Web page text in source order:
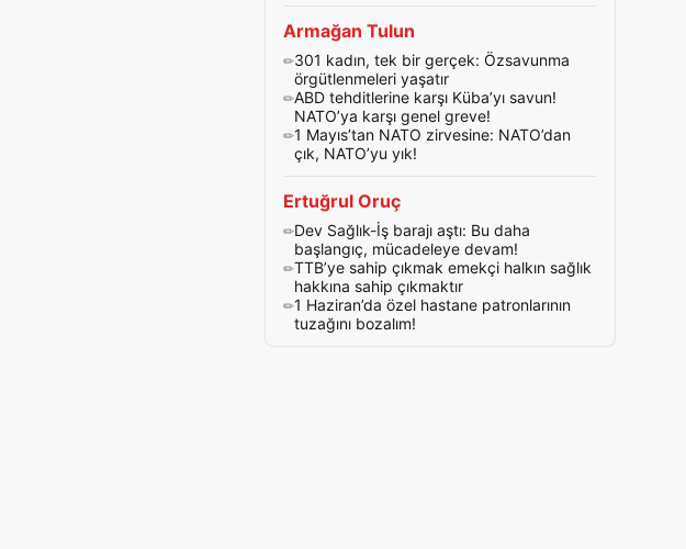
Armağan Tulun
301 kadın, tek bir gerçek: Özsavunma
örgütlenmeleri yaşatır
ABD tehditlerine karşı Küba’yı savun!
NATO’ya karşı genel greve!
1 Mayıs’tan NATO zirvesine: NATO’dan
çık, NATO’yu yık!
Ertuğrul Oruç
Dev Sağlık-İş barajı aştı: Bu daha
başlangıç, mücadeleye devam!
TTB’ye sahip çıkmak emekçi halkın sağlık
hakkına sahip çıkmaktır
1 Haziran’da özel hastane patronlarının
tuzağını bozalım!